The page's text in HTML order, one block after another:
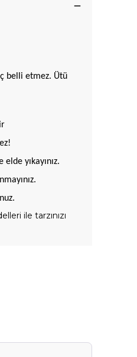
belli etmez. Ütü
elde yıkayınız.
ile tarzınızı